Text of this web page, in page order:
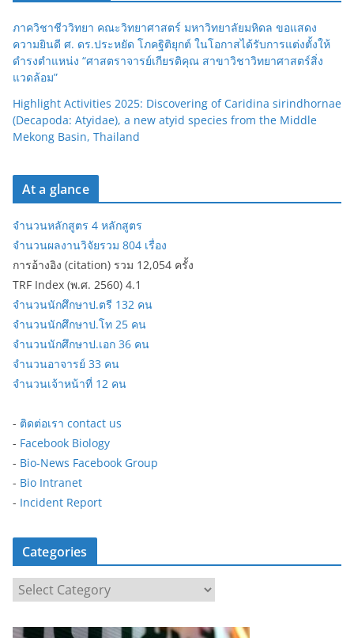
ภาควิชาชีววิทยา คณะวิทยาศาสตร์ มหาวิทยาลัยมหิดล ขอแสดง
ความยินดี ศ. ดร.ประหยัด โภคฐิติยุกต์ ในโอกาสได้รับการแต่งตั้งให้
ดำรงตำแหน่ง “ศาสตราจารย์เกียรติคุณ สาขาวิชาวิทยาศาสตร์สิ่ง
แวดล้อม”
Highlight Activities 2025: Discovering of Caridina sirindhornae
(Decapoda: Atyidae), a new atyid species from the Middle
Mekong Basin, Thailand
At a glance
จำนวนหลักสูตร 4 หลักสูตร
จำนวนผลงานวิจัยรวม 804 เรื่อง
การอ้างอิง (citation) รวม 12,054 ครั้ง
TRF Index (พ.ศ. 2560) 4.1
จำนวนนักศึกษาป.ตรี 132 คน
จำนวนนักศึกษาป.โท 25 คน
จำนวนนักศึกษาป.เอก 36 คน
จำนวนอาจารย์ 33 คน
จำนวนเจ้าหน้าที่ 12 คน
- ติดต่อเรา contact us
- Facebook Biology
- Bio-News Facebook Group
- Bio Intranet
- Incident Report
Categories
t